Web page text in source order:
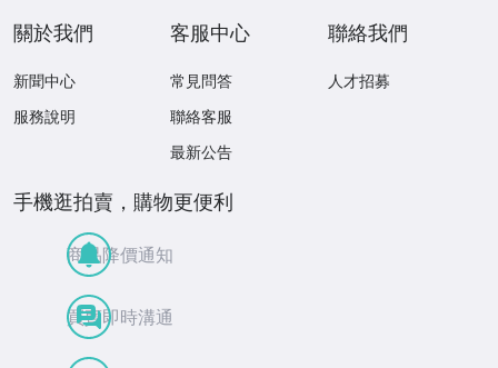
關於我們
新聞中心
服務說明
客服中心
常見問答
聯絡客服
最新公告
聯絡我們
人才招募
手機逛拍賣，購物更便利
商品降價通知
買賣即時溝通